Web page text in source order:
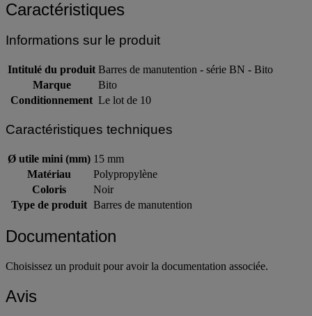
Caractéristiques
Informations sur le produit
Intitulé du produit
Barres de manutention - série BN - Bito
Marque
Bito
Caractéristiques techniques
Ø utile mini (mm)
15 mm
Matériau
Polypropylène
Coloris
Noir
Documentation
Avis